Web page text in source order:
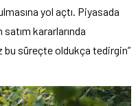
yol açtı. Piyasada
kararlarında
süreçte oldukça tedirgin”